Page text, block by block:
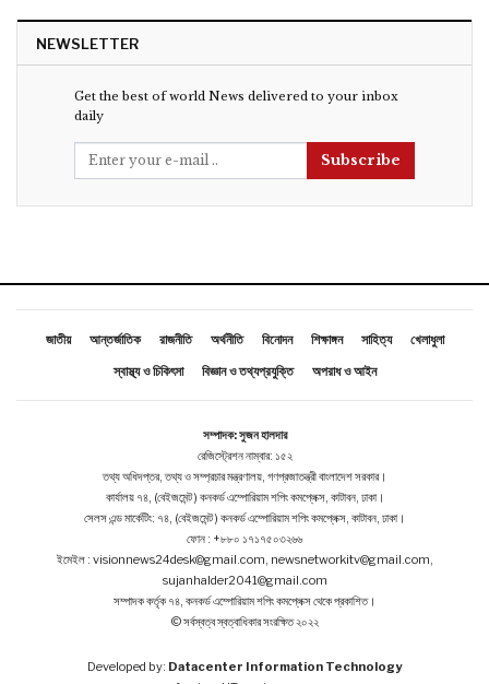
NEWSLETTER
Get the best of world News delivered to your inbox
daily
Subscribe
জাতীয় আন্তর্জাতিক রাজনীতি অর্থনীতি বিনোদন শিক্ষাঙ্গন সাহিত্য
খেলাধুলা
স্বাস্থ্য ও চিকিৎসা
বিজ্ঞান ও তথ্যপ্রযুক্তি অপরাধ ও আইন
সম্পাদক: সুজন হালদার
রেজিস্ট্রেশন নাম্বার: ১৫২
তথ্য অধিদপ্তর, তথ্য ও সম্প্রচার মন্ত্রণালয়, গণপ্রজাতন্ত্রী বাংলাদেশ সরকার।
কার্যালয় ৭৪, (বেইজমেন্ট ) কনকর্ড এম্পোরিয়াম শপিং কমপ্লেক্স, কাটাবন, ঢাকা।
সেলস এন্ড মার্কেটিং: ৭৪, (বেইজমেন্ট ) কনকর্ড এম্পোরিয়াম শপিং কমপ্লেক্স, কাটাবন, ঢাকা।
ফোন : +৮৮০ ১৭১৭৫০৩২৬৬
ইমেইল : visionnews24desk@gmail.com, newsnetworkitv@gmail.com,
sujanhalder2041@gmail.com
সম্পাদক কর্তৃক ৭৪, কনকর্ড এম্পোরিয়াম শপিং কমপ্লেক্স থেকে প্রকাশিত।
© সর্বস্বত্ব স্বত্বাধিকার সংরক্ষিত ২০২২
Developed by: Datacenter Information Technology